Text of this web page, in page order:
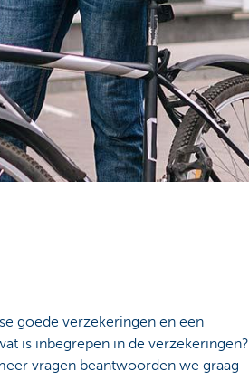
goede verzekeringen en een
is inbegrepen in de verzekeringen?
vragen beantwoorden we graag